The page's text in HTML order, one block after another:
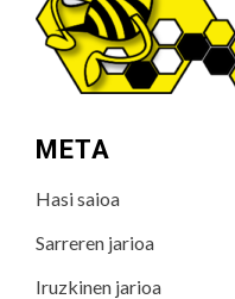
META
Hasi saioa
Sarreren jarioa
Iruzkinen jarioa